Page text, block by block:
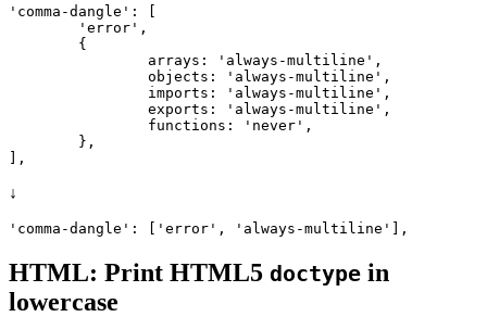
'comma-dangle' : [
'error' ,
arrays : 'always-multiline' ,
objects : 'always-multiline' ,
imports : 'always-multiline' ,
exports : 'always-multiline' ,
functions : 'never' ,
],
↓
'comma-dangle' : [ 'error' , 'always-multiline' ],
HTML: Print HTML5 doctype in
lowercase